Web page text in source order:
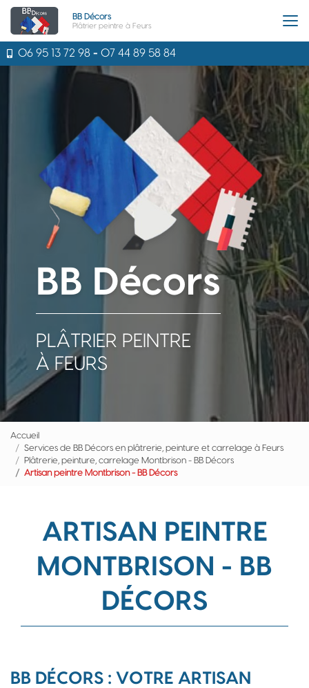
Aller
contenu
06 95 13 72 98 -07 44 89 58 84
BB Décors
Plâtrier peintre à Feurs
BB Décors
PLÂTRIER PEINTRE
À FEURS
Accueil
Services de BB Décors en plâtrerie, peinture et carrelage à Feurs
Plâtrerie, peinture, carrelage Montbrison - BB Décors
Artisan peintre Montbrison - BB Décors
ARTISAN PEINTRE
MONTBRISON - BB
DÉCORS
BB DÉCORS : VOTRE ARTISAN